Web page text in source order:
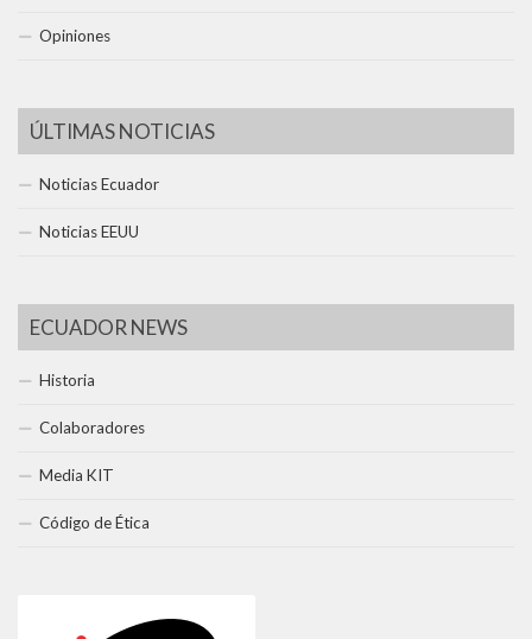
Opiniones
ÚLTIMAS NOTICIAS
Noticias Ecuador
Noticias EEUU
ECUADOR NEWS
Historia
Colaboradores
Media KIT
Código de Ética